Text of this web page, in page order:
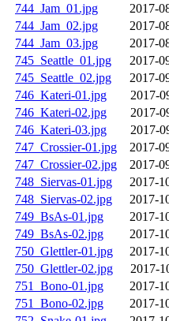
744_Jam_01.jpg
2017-
744_Jam_02.jpg
2017-
744_Jam_03.jpg
2017-
745_Seattle_01.jpg
2017-
745_Seattle_02.jpg
2017-
746_Kateri-01.jpg
2017-
746_Kateri-02.jpg
2017-
746_Kateri-03.jpg
2017-
747_Crossier-01.jpg
2017-
747_Crossier-02.jpg
2017-
748_Siervas-01.jpg
2017-
748_Siervas-02.jpg
2017-
749_BsAs-01.jpg
2017-
749_BsAs-02.jpg
2017-
750_Glettler-01.jpg
2017-
750_Glettler-02.jpg
2017-
751_Bono-01.jpg
2017-
751_Bono-02.jpg
2017-